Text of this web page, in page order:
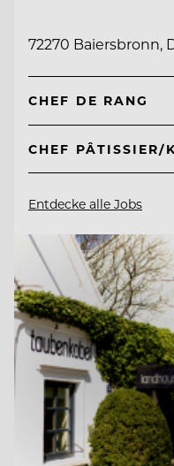
72270 Baiersbronn,
CHEF DE RANG
CHEF PÂTISSIER/
Entdecke alle Jobs